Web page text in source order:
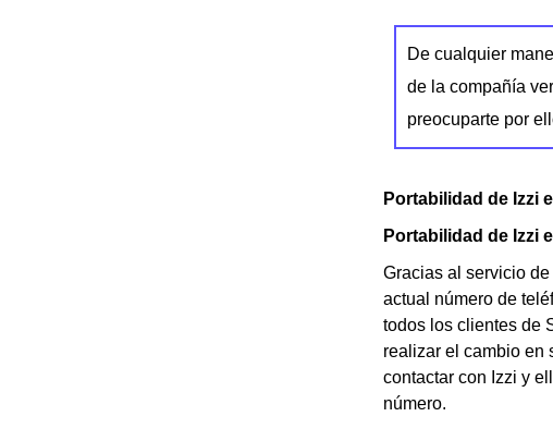
De cualquier
de la compañía
preocuparte por
Portabilidad de Izzi
Portabilidad de Izzi
Gracias al servicio de
actual número de
todos los clientes de
realizar el cambio en
contactar con Izzi y
número.